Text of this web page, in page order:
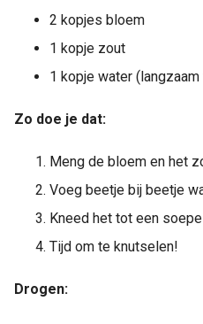
2 kopjes bloem
1 kopje zout
1 kopje water
Zo doe je dat:
Meng de bloem en het
Voeg beetje bij beetje
Kneed het tot een
Tijd om te knutselen!
Drogen: